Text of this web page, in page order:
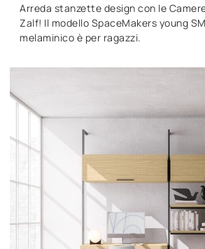
Arreda stanzette design con le
Zalf! Il modello SpaceMakers young
melaminico è per ragazzi.